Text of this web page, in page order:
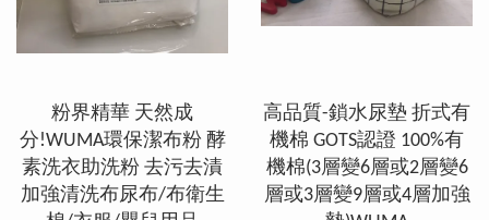
粉界精華 天然成
分!WUMA環保潔布粉 酵
素洗衣助洗粉 去污去漬
加強清洗布尿布/布衛生
高品質-鎖水尿墊 折式有
機棉 GOTS認證 100%有
機棉(3層變6層或2層變6
層或3層變9層或4層加強